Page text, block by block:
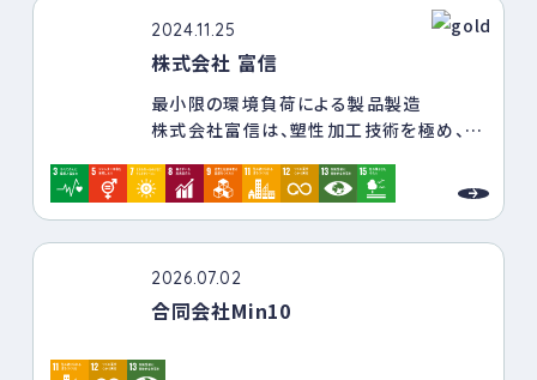
りの整備、環境面への配慮、周辺地域や学
生との交流などを行っています。
2024.11.25
株式会社 富信
最小限の環境負荷による製品製造
株式会社富信は、塑性加工技術を極め、精
を極限まで減らすことで環境負荷の低減を
目指します。
CO2削減に努めます。
株式会社富信で働くすべての人が健康で、
2026.07.02
合同会社Min10